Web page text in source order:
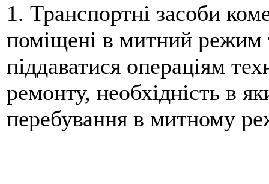
1. Транспортні засоби
поміщені в митний режим
піддаватися операціям
ремонту, необхідність в
перебування в митному